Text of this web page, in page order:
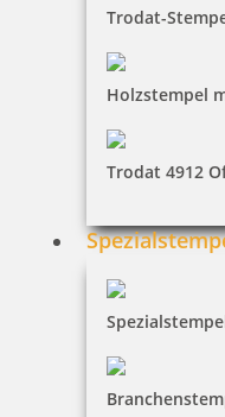
Trodat-
Holzstempel
Trodat 4912
trodat LITTLE DOTs